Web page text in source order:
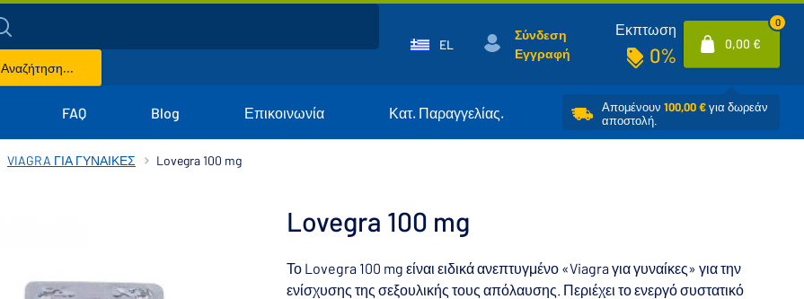
Αναζήτηση...
EL
Σύνδεση
Εγγραφή
Εκπτωση
0% 0,00 €
0
FAQ Blog Επικοινωνία Κατ. Παραγγελίας. Απομένουν 100,00 €για δωρεάν
αποστολή.
VIAGRA ΓΙΑ ΓΥΝΑΙΚΕΣ Lovegra 100 mg
Lovegra 100 mg
Το Lovegra 100 mg είναι ειδικά ανεπτυγμένο «Viagra για γυναίκες» για την
ενίσχυσης της σεξουλικής τους απόλαυσης. Περιέχει το ενεργό συστατικό